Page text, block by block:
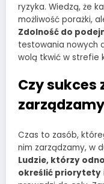
ryzyka. Wiedzą, że
możliwość porażki,
Zdolność do
testowania nowych
wolą tkwić w strefie
Czy sukces
Czas to zasób,
nim zarządzamy, w
Ludzie, którzy
określić priorytety